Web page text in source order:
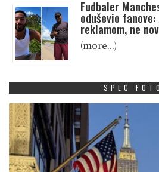
Fudbaler
oduševio
reklamom, ne
(more…)
SPEC FOTO